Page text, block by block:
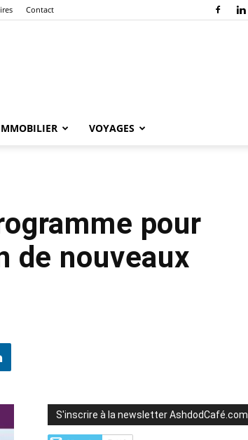
Contact
VOYAGES
pour
de nouveaux
S'inscrire à la newsletter AshdodCafé.com